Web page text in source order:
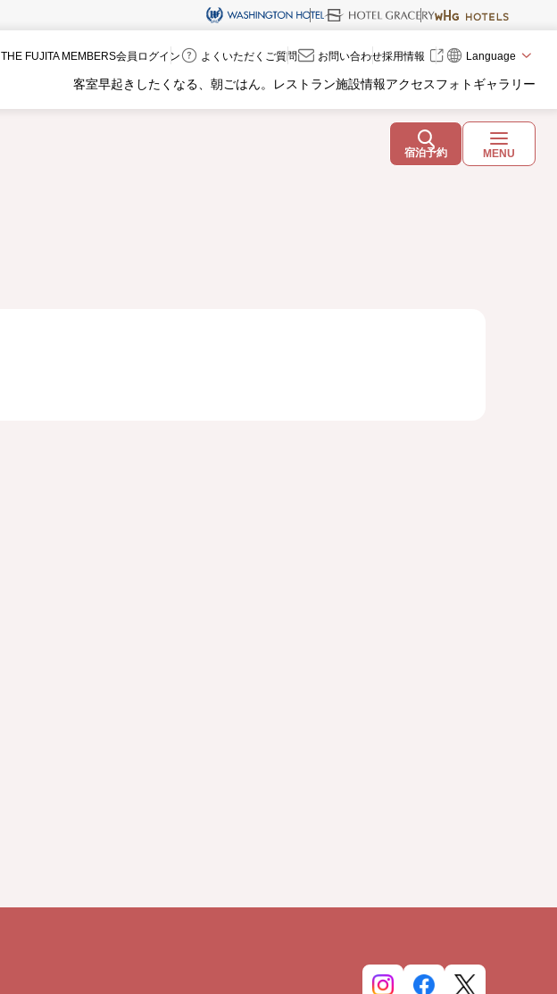
THE FUJITA MEMBERS会員ログイン よくいただくご質問 お問い合わせ採用情報 Language
客室早起きしたくなる、朝ごはん。 レストラン施設情報アクセスフォトギャラリー
宿泊予約 MENU